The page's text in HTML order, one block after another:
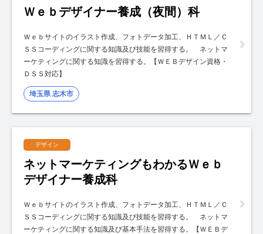
Ｗｅｂデザイナー養成（夜間）科
Ｗｅｂサイトのイラスト作成、フォトデータ加工、ＨＴＭＬ／Ｃ
ＳＳコーディングに関する知識及び技能を習得する。 ネットマ
ーケティングに関する知識を習得する。【ＷＥＢデザイン資格・
ＤＳＳ対応】
埼玉県 志木市
デザイン
ネットマーケティングもわかるＷｅｂ
デザイナー養成科
Ｗｅｂサイトのイラスト作成、フォトデータ加工、ＨＴＭＬ／Ｃ
ＳＳコーディングに関する知識及び技能を習得する。 ネットマ
ーケティングに関する知識及び基本手法を習得する。【ＷＥＢデ